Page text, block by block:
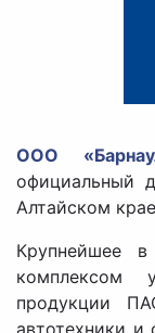
ООО
официальный
Алтайском
Крупнейшее
комплексом
продукции